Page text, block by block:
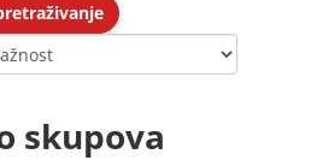
skupova